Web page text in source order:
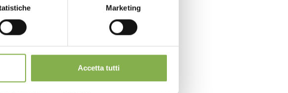
Marketing
Accetta tutti